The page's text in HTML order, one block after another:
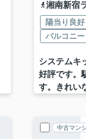
湘南新宿
陽当り良好
バルコニー
システムキ
好評です。
す。きれい
中古マン